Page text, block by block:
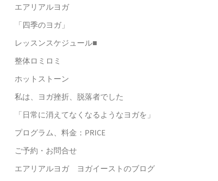
エアリアルヨガ
「四季のヨガ」
レッスンスケジュール■
整体ロミロミ
ホットストーン
私は、ヨガ挫折、脱落者でした
「日常に消えてなくなるようなヨガを」
プログラム、料金：PRICE
ご予約・お問合せ
エアリアルヨガ ヨガイーストのブログ